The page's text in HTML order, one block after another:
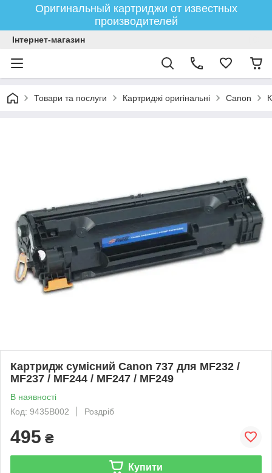
Оригинальный картриджи от известных
производителей
Інтернет-магазин
Товари та послуги Картриджі оригінальні Canon
Картридж сумісний Canon 737 для MF232 /
MF237 / MF244 / MF247 / MF249
В наявності
Код: 9435B002
Роздріб
495 ₴
Купити